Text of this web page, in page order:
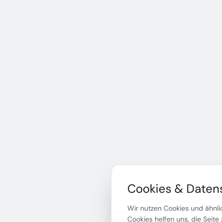
Cookies &
Wir nutzen Cookies und
Cookies helfen uns, die